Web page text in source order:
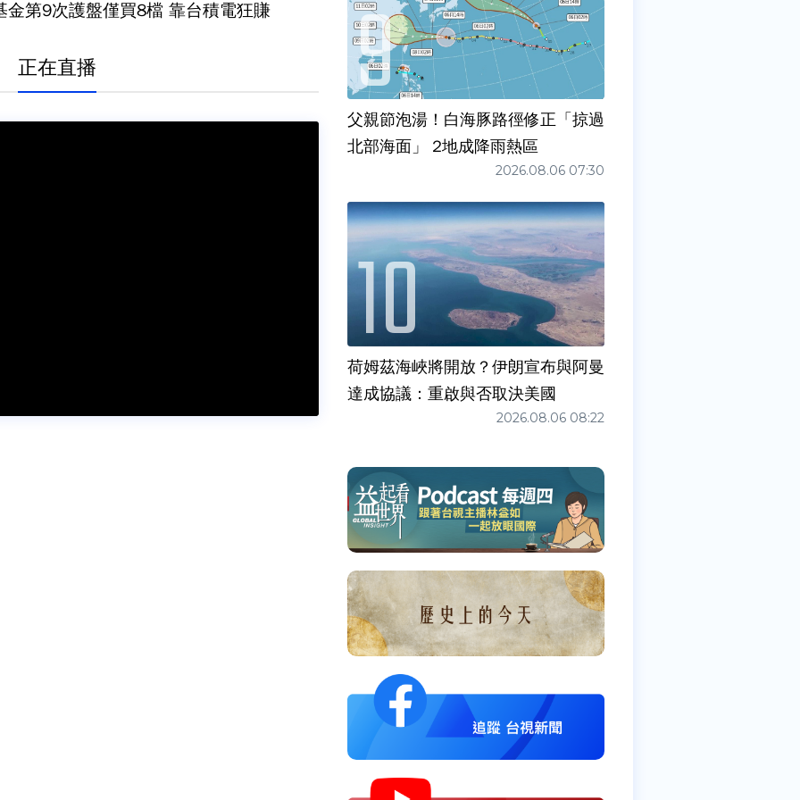
金第9次護盤僅買8檔 靠台積電狂賺
正在直播
父親節泡湯！白海豚路徑修正「掠過
北部海面」 2地成降雨熱區
2026.08.06 07:30
荷姆茲海峽將開放？伊朗宣布與阿曼
達成協議：重啟與否取決美國
2026.08.06 08:22